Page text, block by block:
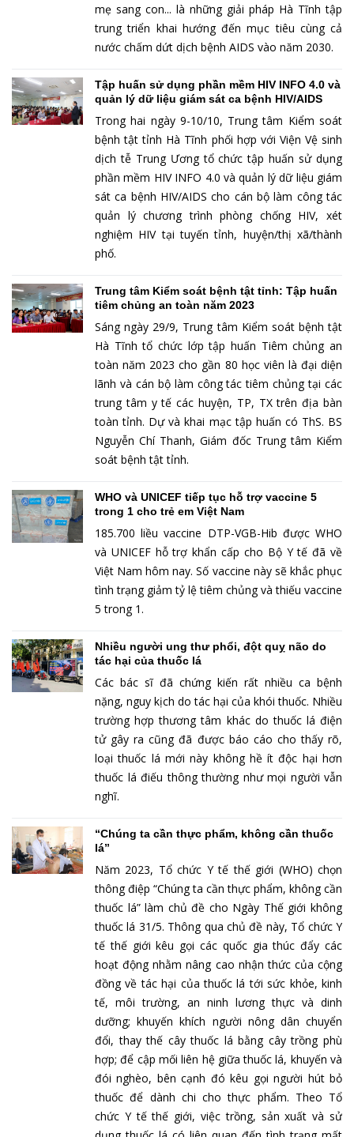
mẹ sang con... là những giải pháp Hà Tĩnh tập
trung triển khai hướng đến mục tiêu cùng cả
nước chấm dứt dịch bệnh AIDS vào năm 2030.
Tập huấn sử dụng phần mềm HIV INFO 4.0 và
quản lý dữ liệu giám sát ca bệnh HIV/AIDS
Trong hai ngày 9-10/10, Trung tâm Kiểm soát
bệnh tật tỉnh Hà Tĩnh phối hợp với Viện Vệ sinh
dịch tễ Trung Ương tổ chức tập huấn sử dụng
phần mềm HIV INFO 4.0 và quản lý dữ liệu giám
sát ca bệnh HIV/AIDS cho cán bộ làm công tác
quản lý chương trình phòng chống HIV, xét
nghiệm HIV tại tuyến tỉnh, huyện/thị xã/thành
phố.
Trung tâm Kiểm soát bệnh tật tỉnh: Tập huấn
tiêm chủng an toàn năm 2023
Sáng ngày 29/9, Trung tâm Kiểm soát bệnh tật
Hà Tĩnh tổ chức lớp tập huấn Tiêm chủng an
toàn năm 2023 cho gần 80 học viên là đại diện
lãnh và cán bộ làm công tác tiêm chủng tại các
trung tâm y tế các huyện, TP, TX trên địa bàn
toàn tỉnh. Dự và khai mạc tập huấn có ThS. BS
Nguyễn Chí Thanh, Giám đốc Trung tâm Kiểm
soát bệnh tật tỉnh.
WHO và UNICEF tiếp tục hỗ trợ vaccine 5
trong 1 cho trẻ em Việt Nam
185.700 liều vaccine DTP-VGB-Hib được WHO
và UNICEF hỗ trợ khẩn cấp cho Bộ Y tế đã về
Việt Nam hôm nay. Số vaccine này sẽ khắc phục
tình trạng giảm tỷ lệ tiêm chủng và thiếu vaccine
5 trong 1.
Nhiều người ung thư phổi, đột quỵ não do
tác hại của thuốc lá
Các bác sĩ đã chứng kiến rất nhiều ca bệnh
nặng, nguy kịch do tác hại của khói thuốc. Nhiều
trường hợp thương tâm khác do thuốc lá điện
tử gây ra cũng đã được báo cáo cho thấy rõ,
loại thuốc lá mới này không hề ít độc hại hơn
thuốc lá điếu thông thường như mọi người vẫn
nghĩ.
“Chúng ta cần thực phẩm, không cần thuốc
lá”
Năm 2023, Tổ chức Y tế thế giới (WHO) chọn
thông điệp “Chúng ta cần thực phẩm, không cần
thuốc lá” làm chủ đề cho Ngày Thế giới không
thuốc lá 31/5. Thông qua chủ đề này, Tổ chức Y
tế thế giới kêu gọi các quốc gia thúc đẩy các
hoạt động nhằm nâng cao nhận thức của cộng
đồng về tác hại của thuốc lá tới sức khỏe, kinh
tế, môi trường, an ninh lương thực và dinh
dưỡng; khuyến khích người nông dân chuyển
đổi, thay thế cây thuốc lá bằng cây trồng phù
hợp; để cập mối liên hệ giữa thuốc lá, khuyến và
đói nghèo, bên cạnh đó kêu gọi người hút bỏ
thuốc để dành chi cho thực phẩm. Theo Tổ
chức Y tế thế giới, việc trồng, sản xuất và sử